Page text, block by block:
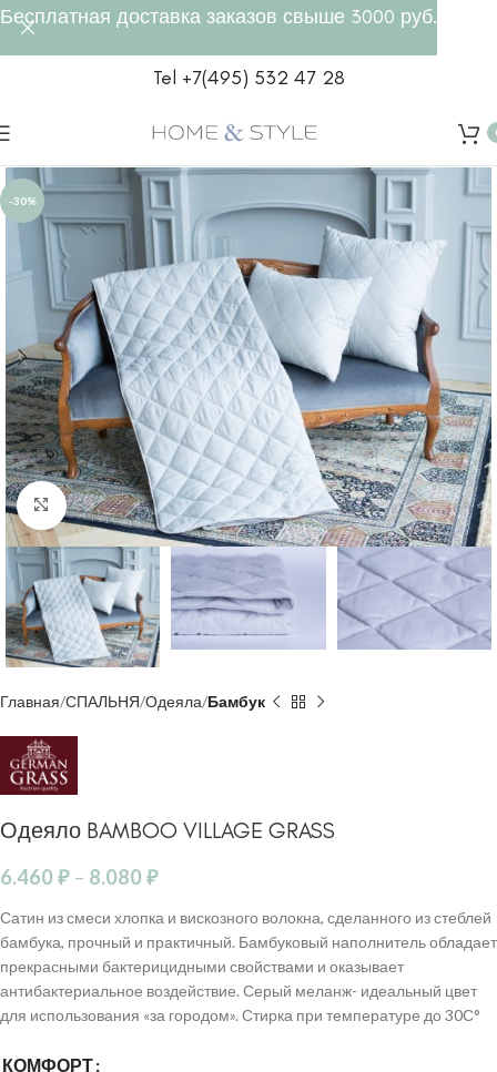
Tel +7(495) 532 47 28
-30%
Click to enlarge
Главная СПАЛЬНЯ Одеяла Бамбук
Одеяло BAMBOO VILLAGE GRASS
6.460₽ – 8.080₽
Сатин из смеси хлопка и вискозного волокна, сделанного из стеблей
бамбука, прочный и практичный. Бамбуковый наполнитель обладает
прекрасными бактерицидными свойствами и оказывает
антибактериальное воздействие. Серый меланж- идеальный цвет
для использования «за городом». Стирка при температуре до 30С°
КОМФОРТ
Бесплатная доставка заказов свыше 3000 руб.